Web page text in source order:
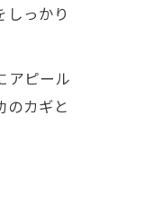
っかり
アピール
のカギと